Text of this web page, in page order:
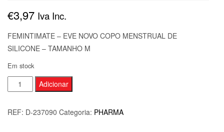
€3,97 Iva Inc.
FEMINTIMATE – EVE NOVO COPO MENSTRUAL DE
SILICONE – TAMANHO M
Em stock
Quantidade
de
Adicionar
REF: D-237090 Categoria: PHARMA